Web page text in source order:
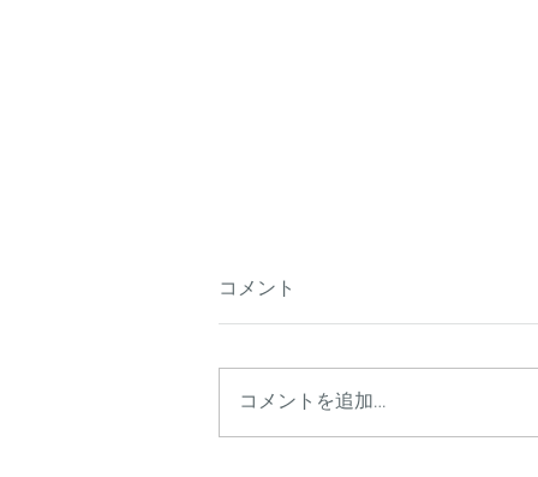
コメント
コメントを追加…